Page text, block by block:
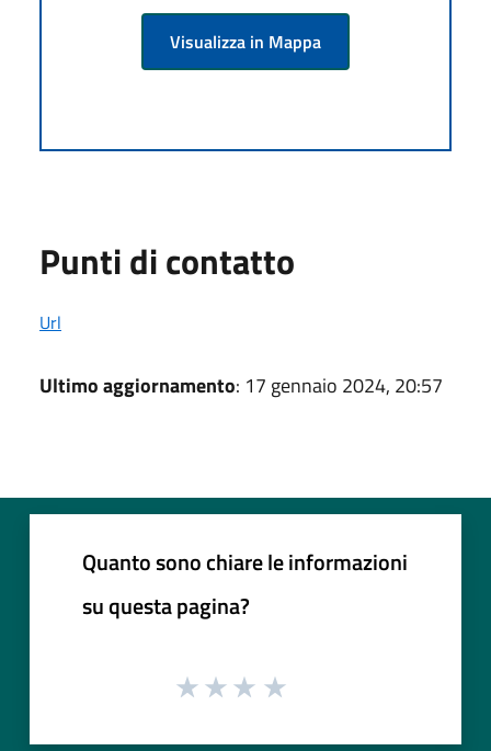
Visualizza in Mappa
Punti di contatto
Url
Ultimo aggiornamento: 17 gennaio 2024, 20:57
Quanto sono chiare le informazioni
su questa pagina?